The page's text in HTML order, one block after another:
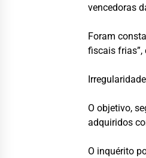
vencedoras
Foram
fiscais frias”,
O objetivo,
adquiridos
O inquérito